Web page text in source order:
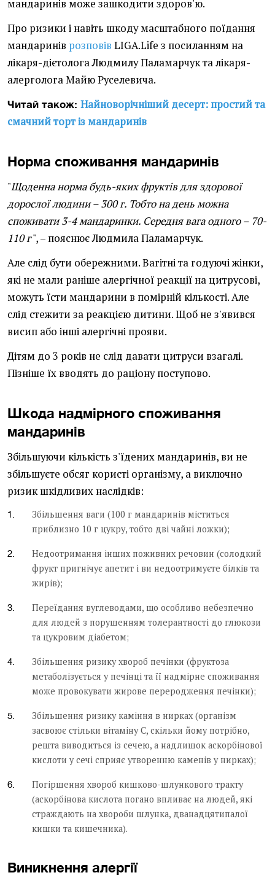
мандаринів може зашкодити здоров'ю.
Про ризики і навіть шкоду масштабного поїдання
мандаринів розповів LIGA.Life з посиланням на
лікаря-дієтолога Людмилу Паламарчук та лікаря-
алерголога Майю Руселевича.
Читай також: Найноворічніший десерт: простий та
смачний торт із мандаринів
Норма споживання мандаринів
"Щоденна норма будь-яких фруктів для здорової
дорослої людини – 300 г. Тобто на день можна
споживати 3-4 мандаринки. Середня вага одного – 70-
110 г", – пояснює Людмила Паламарчук.
Але слід бути обережними. Вагітні та годуючі жінки,
які не мали раніше алергічної реакції на цитрусові,
можуть їсти мандарини в помірній кількості. Але
слід стежити за реакцією дитини. Щоб не з'явився
висип або інші алергічні прояви.
Дітям до 3 років не слід давати цитруси взагалі.
Пізніше їх вводять до раціону поступово.
Шкода надмірного споживання
мандаринів
Збільшуючи кількість з'їдених мандаринів, ви не
збільшуєте обсяг користі організму, а виключно
ризик шкідливих наслідків:
Збільшення ваги (100 г мандаринів міститься
приблизно 10 г цукру, тобто дві чайні ложки);
Недоотримання інших поживних речовин (солодкий
фрукт пригнічує апетит і ви недоотримуєте білків та
жирів);
Переїдання вуглеводами, що особливо небезпечно
для людей з порушенням толерантності до глюкози
та цукровим діабетом;
Збільшення ризику хвороб печінки (фруктоза
метаболізується у печінці та її надмірне споживання
може провокувати жирове переродження печінки);
Збільшення ризику каміння в нирках (організм
засвоює стільки вітаміну С, скільки йому потрібно,
решта виводиться із сечею, а надлишок аскорбінової
кислоти у сечі сприяє утворенню каменів у нирках);
Погіршення хвороб кишково-шлункового тракту
(аскорбінова кислота погано впливає на людей, які
страждають на хвороби шлунка, дванадцятипалої
кишки та кишечника).
Виникнення алергії